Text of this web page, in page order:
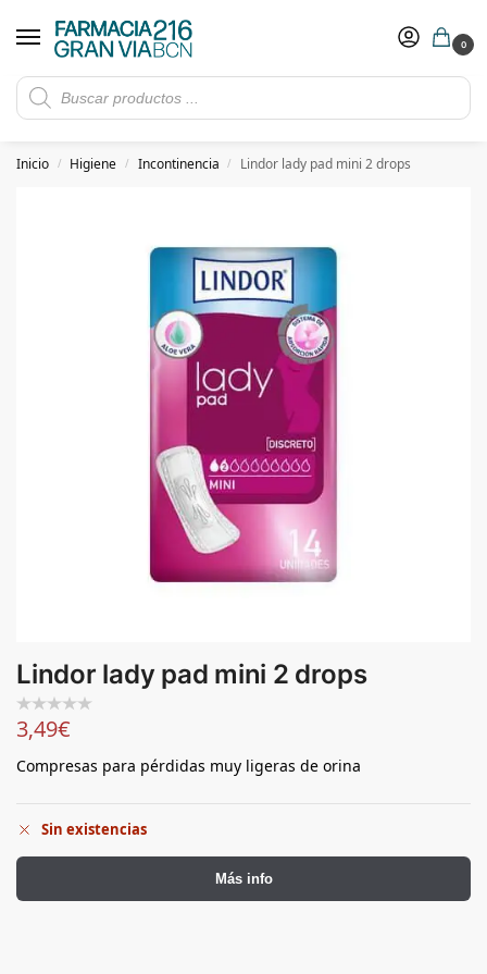
0
Rebajas de verano hasta -30%
​ 5€ de descuento con el cupón 5GRANVIA (compras superiores a 150€)
Inicio / Higiene / Incontinencia / Lindor lady pad mini 2 drops
Lindor lady pad mini 2 drops
3,49€
Compresas para pérdidas muy ligeras de orina
Sin existencias
Más info